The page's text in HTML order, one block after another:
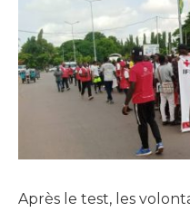
Après le test, les